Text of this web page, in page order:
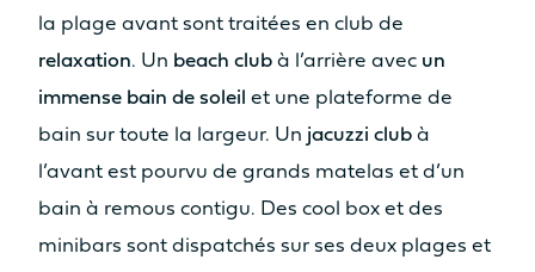
la plage avant sont traitées en club de
relaxation. Un beach club à l’arrière avec un
immense bain de soleil et une plateforme de
bain sur toute la largeur. Un jacuzzi club à
l’avant est pourvu de grands matelas et d’un
bain à remous contigu. Des cool box et des
minibars sont dispatchés sur ses deux plages et